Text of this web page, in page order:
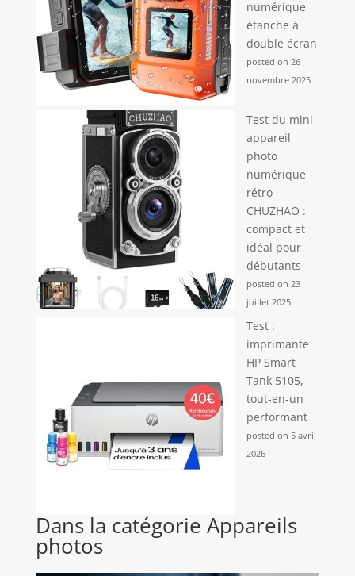
numérique
étanche à
double écran
posted on 26
novembre 2025
Test du mini
appareil
photo
numérique
rétro
CHUZHAO :
compact et
idéal pour
débutants
posted on 23
juillet 2025
Test :
imprimante
HP Smart
Tank 5105,
tout-en-un
performant
posted on 5 avril
2026
Dans la catégorie Appareils
photos